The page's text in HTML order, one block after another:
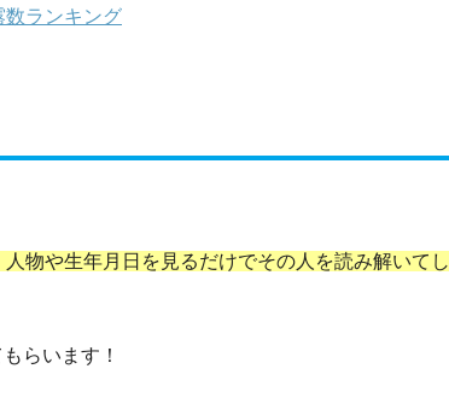
数ランキング
物や生年月日を見るだけでその人を読み解いてし
らいます！